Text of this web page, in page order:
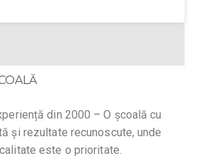
din 2000 – O școală cu
și rezultate recunoscute, unde
este o prioritate.